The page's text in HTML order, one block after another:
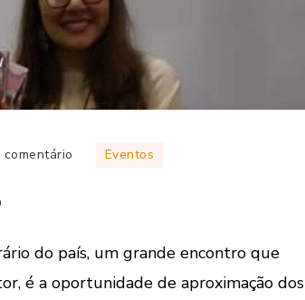
comentário
–
Eventos
do país, um grande encontro que
é a oportunidade de aproximação dos